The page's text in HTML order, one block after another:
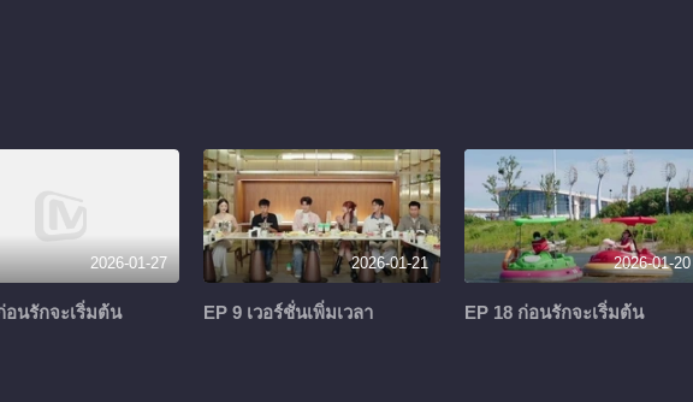
2026-01-27
อนรักจะเริ่มต้น
2026-01-21
EP 9 เวอร์ชั่นเพิ่มเวลา
2026-01-20
EP 18 ก่อนรักจะเริ่มต้น